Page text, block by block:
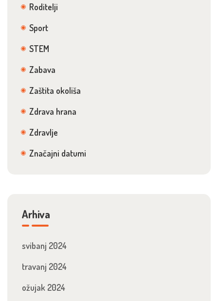
Roditelji
Sport
STEM
Zabava
Zaštita okoliša
Zdrava hrana
Zdravlje
Značajni datumi
Arhiva
svibanj 2024
travanj 2024
ožujak 2024